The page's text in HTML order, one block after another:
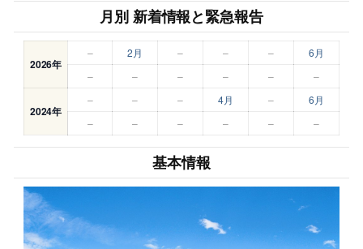
月別 新着情報と緊急報告
2026年
– 2月 – – –
6月
–
– – – – –
2024年
– – – 4月 –
6月
–
– – – – –
基本情報